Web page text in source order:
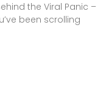
the Viral Panic –
been scrolling